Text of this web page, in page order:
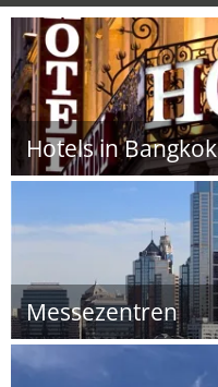
Hotels in Bangkok
Messezentren